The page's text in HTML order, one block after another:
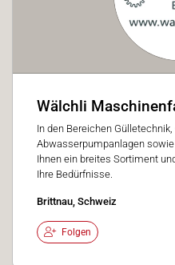
Wälchli
In den Bereichen
Abwasserpumpanlagen
Ihnen ein breites Sortiment
Ihre Bedürfnisse.
Brittnau, Schweiz
Folgen